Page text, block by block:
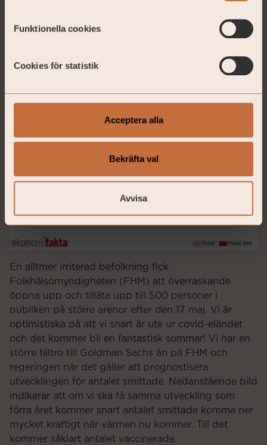
Funktionella cookies
Cookies för statistik
Acceptera alla
Bekräfta val
Avvisa
En alltmer irriterad befolkning fick
Folkhälsomyndigheten (FHM) att överraskande
öppna upp och tillåta upp till 500 personer i
publiken på större arenor efter den 17 maj. Vi är
optimistiska på att vi snart är ute ur covid-eländet
och det kommer bli en fantastisk sommar! Vi har en
större tilltro till Goldman Sachs än på FHM och
regeringen när det gäller att prognostisera
utvecklingen för antalet smittade. Nedanstående bild
indikerar att om vi ska få samma utveckling som
förra året kommer snart antalet smittade komma ner
mycket kraftigt när värmen nu kommer. Till det
kommer såklart antalet vaccinerade.